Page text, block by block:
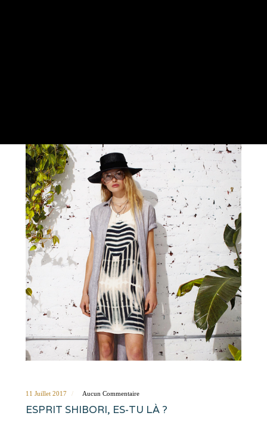
11 Juillet 2017 Aucun Commentaire
ESPRIT SHIBORI, ES-TU LÀ ?